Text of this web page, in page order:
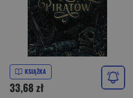
KSIĄŻKA
33,68 zł